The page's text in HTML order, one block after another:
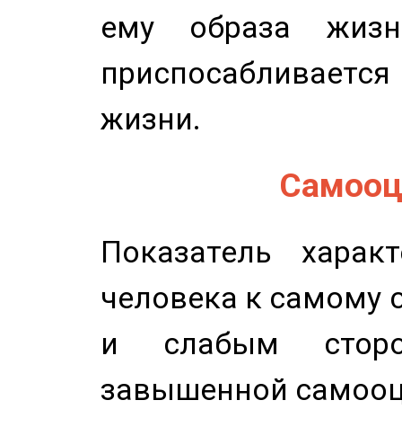
ему образа
жизни.
Показатель
человека к самому
и слабым
завышенной